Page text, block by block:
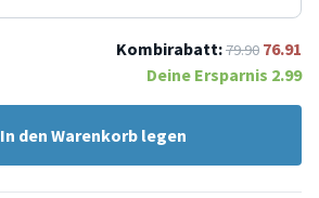
Kombirabatt:79.90 76.91
Deine Ersparnis 2.99
In den Warenkorb legen